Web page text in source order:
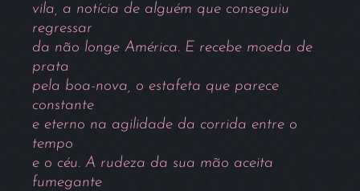
vila, a notícia de alguém que conseguiu
regressar
da não longe América. E recebe moeda de
prata
pela boa-nova, o estafeta que parece
constante
e eterno na agilidade da corrida entre o
tempo
e o céu. A rudeza da sua mão aceita
fumegante